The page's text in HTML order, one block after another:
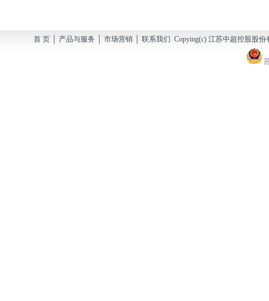
首 页 │ 产品与服务 │ 市场营销 │ 联系我们 Copying(c) 江苏中超控股股